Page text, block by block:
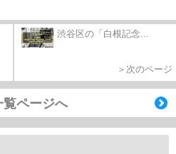
渋谷区の「白根記念...
＞次のページ
覧ページへ